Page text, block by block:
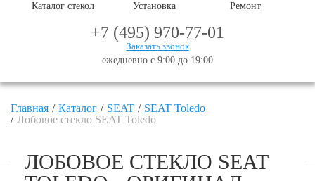
Каталог стекол Установка Ремонт
+7 (495) 970-77-01
Заказать звонок
ежедневно с 9:00 до 19:00
Главная Каталог SEAT
SEAT Toledo
Лобовое стекло SEAT Toledo
ЛОБОВОЕ СТЕКЛО SEAT